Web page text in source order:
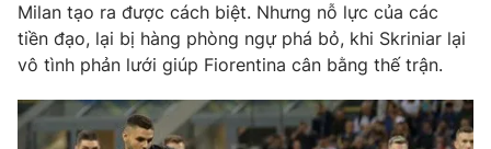
Milan tạo ra được cách biệt. Nhưng nỗ lực của các
tiền đạo, lại bị hàng phòng ngự phá bỏ, khi Skriniar lại
vô tình phản lưới giúp Fiorentina cân bằng thế trận.